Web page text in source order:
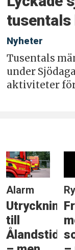
tusentals
Nyheter
Tusentals
under
aktiviteter
Alarm
Utryckning
till